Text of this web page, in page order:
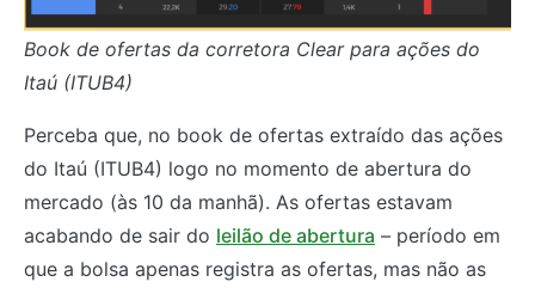
Book de ofertas da corretora Clear para ações do
Itaú (ITUB4)
Perceba que, no book de ofertas extraído das ações
do Itaú (ITUB4) logo no momento de abertura do
mercado (às 10 da manhã). As ofertas estavam
acabando de sair do leilão de abertura – período em
que a bolsa apenas registra as ofertas, mas não as